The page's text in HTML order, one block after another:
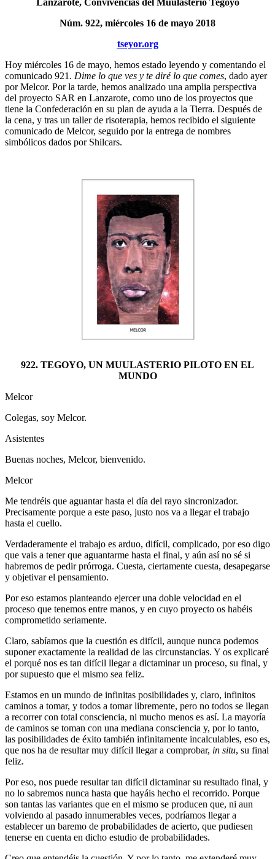
Núm. 922, miércoles 16 de mayo 2018
tseyor.org
Hoy miércoles 16 de mayo, hemos estado leyendo y comentando el
comunicado 921. Dime lo que ves y te diré lo que comes, dado ayer
por Melcor. Por la tarde, hemos analizado una amplia perspectiva
del proyecto SAR en Lanzarote, como uno de los proyectos que
tiene la Confederación en su plan de ayuda a la Tierra. Después de
la cena, y tras un taller de risoterapia, hemos recibido el siguiente
comunicado de Melcor, seguido por la entrega de nombres
simbólicos dados por Shilcars.
922. TEGOYO, UN MUULASTERIO PILOTO EN EL
MUNDO
Melcor
Colegas, soy Melcor.
Asistentes
Buenas noches, Melcor, bienvenido.
Melcor
Me tendréis que aguantar hasta el día del rayo sincronizador.
Precisamente porque a este paso, justo nos va a llegar el trabajo
hasta el cuello.
Verdaderamente el trabajo es arduo, difícil, complicado, por eso digo
que vais a tener que aguantarme hasta el final, y aún así no sé si
habremos de pedir prórroga. Cuesta, ciertamente cuesta, desapegarse
y objetivar el pensamiento.
Por eso estamos planteando ejercer una doble velocidad en el
proceso que tenemos entre manos, y en cuyo proyecto os habéis
comprometido seriamente.
Claro, sabíamos que la cuestión es difícil, aunque nunca podemos
suponer exactamente la realidad de las circunstancias. Y os explicaré
el porqué nos es tan difícil llegar a dictaminar un proceso, su final, y
por supuesto que el mismo sea feliz.
Estamos en un mundo de infinitas posibilidades y, claro, infinitos
caminos a tomar, y todos a tomar libremente, pero no todos se llegan
a recorrer con total consciencia, ni mucho menos es así. La mayoría
de caminos se toman con una mediana consciencia y, por lo tanto,
las posibilidades de éxito también infinitamente incalculables, eso es,
que nos ha de resultar muy difícil llegar a comprobar, in situ, su final
feliz.
Por eso, nos puede resultar tan difícil dictaminar su resultado final, y
no lo sabremos nunca hasta que hayáis hecho el recorrido. Porque
son tantas las variantes que en el mismo se producen que, ni aun
volviendo al pasado innumerables veces, podríamos llegar a
establecer un baremo de probabilidades de acierto, que pudiesen
tenerse en cuenta en dicho estudio de probabilidades.